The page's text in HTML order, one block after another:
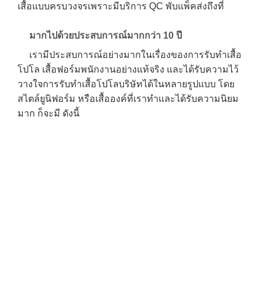
เสื้อแบบครบวงจรเพราะมีบริการ QC พับแพ็คส่งถึงที่
มากไปด้วยประสบการณ์มากกว่า 10 ปี
เรามีประสบการณ์อย่างมากในเรื่องของการรับทำเสื้อ
โปโล เสื้อฟอร์มพนักงานอย่างแท้จริง และได้รับความไว้
วางใจการรับทำเสื้อโปโลบริษัทได้ในหลายรูปแบบ โดย
สไตล์ยูนิฟอร์ม หรือเสื้อองค์ที่เราทำและได้รับความนิยม
มาก ก็จะมี ดังนี้